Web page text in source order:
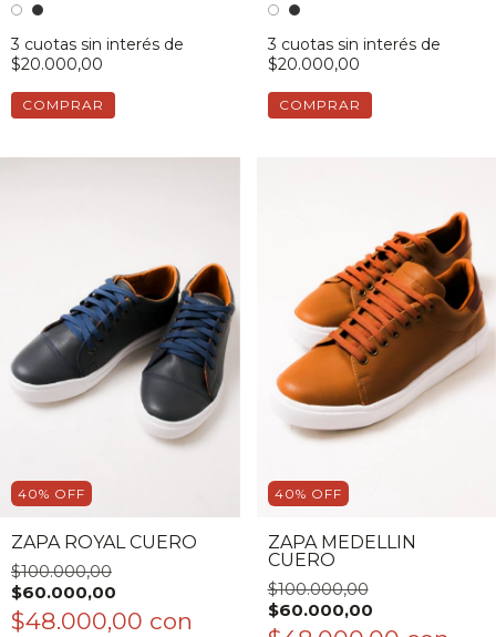
3 cuotas sin interés de
$20.000,00
COMPRAR
3 cuotas sin interés de
$20.000,00
COMPRAR
40% OFF
ZAPA ROYAL CUERO
$100.000,00
$60.000,00
$48.000,00 con
40% OFF
ZAPA MEDELLIN
CUERO
$100.000,00
$60.000,00